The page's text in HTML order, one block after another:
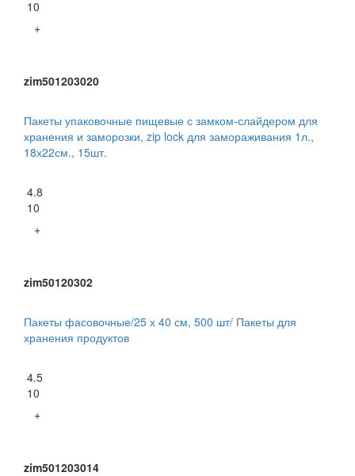
10
+
zim501203020
Пакеты упаковочные пищевые с замком-слайдером для
хранения и заморозки, zip lock для замораживания 1л.,
18х22см., 15шт.
4.8
10
+
zim50120302
Пакеты фасовочные/25 х 40 см, 500 шт/ Пакеты для
хранения продуктов
4.5
10
+
zim501203014